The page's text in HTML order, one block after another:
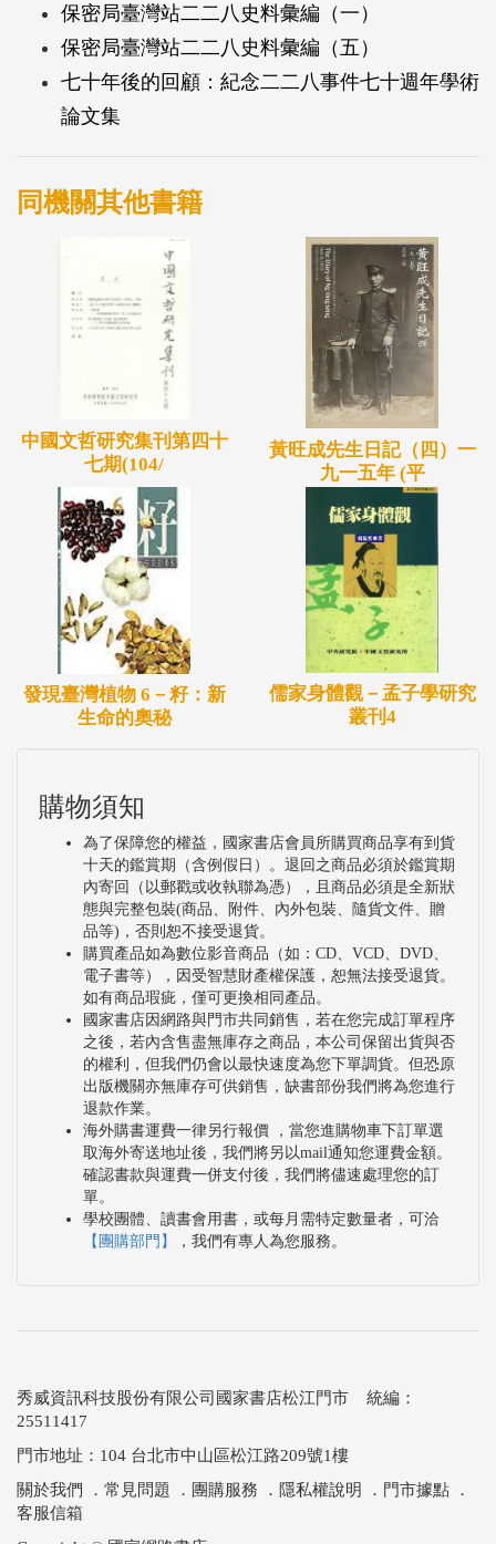
保密局臺灣站二二八史料彙編（一）
保密局臺灣站二二八史料彙編（五）
七十年後的回顧：紀念二二八事件七十週年學術
論文集
同機關其他書籍
中國文哲研究集刊第四十
七期(104/
黃旺成先生日記（四）一
九一五年 (平
發現臺灣植物 6－籽：新
生命的奧秘
儒家身體觀－孟子學研究
叢刊4
購物須知
為了保障您的權益，國家書店會員所購買商品享有到貨
十天的鑑賞期（含例假日）。退回之商品必須於鑑賞期
內寄回（以郵戳或收執聯為憑），且商品必須是全新狀
態與完整包裝(商品、附件、內外包裝、隨貨文件、贈
品等)，否則恕不接受退貨。
購買產品如為數位影音商品（如：CD、VCD、DVD、
電子書等），因受智慧財產權保護，恕無法接受退貨。
如有商品瑕疵，僅可更換相同產品。
國家書店因網路與門市共同銷售，若在您完成訂單程序
之後，若內含售盡無庫存之商品，本公司保留出貨與否
的權利，但我們仍會以最快速度為您下單調貨。但恐原
出版機關亦無庫存可供銷售，缺書部份我們將為您進行
退款作業。
海外購書運費一律另行報價 ，當您進購物車下訂單選
取海外寄送地址後，我們將另以mail通知您運費金額。
確認書款與運費一併支付後，我們將儘速處理您的訂
單。
學校團體、讀書會用書，或每月需特定數量者，可洽
【團購部門】
，我們有專人為您服務。
秀威資訊科技股份有限公司國家書店松江門市 統編：
25511417
門市地址：104 台北市中山區松江路209號1樓
關於我們
． 常見問題 ． 團購服務 ． 隱私權說明 ． 門市據點 ．
客服信箱